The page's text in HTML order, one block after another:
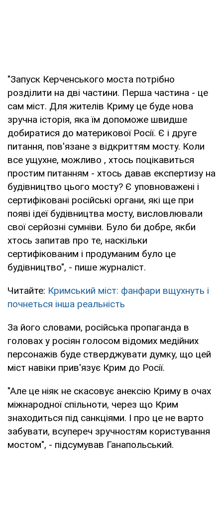
"Запуск Керченського моста потрібно
розділити на дві частини. Перша частина - це
сам міст. Для жителів Криму це буде нова
зручна історія, яка їм допоможе швидше
добиратися до материкової Росії. Є і друге
питання, пов'язане з відкриттям мосту. Коли
все ущухне, можливо , хтось поцікавиться
простим питанням - хтось давав експертизу на
будівництво цього мосту? Є уповноважені і
сертифіковані російські органи, які ще при
появі ідеї будівництва мосту, висловлювали
свої серйозні сумніви. Було би добре, якби
хтось запитав про те, наскільки
сертифікованим і продуманим було це
будівництво", - пише журналіст.
Читайте: Кримський міст: фанфари вщухнуть і
почнеться інша реальність
За його словами, російська пропаганда в
головах у росіян голосом відомих медійних
персонажів буде стверджувати думку, що цей
міст навіки прив'язує Крим до Росії.
"Але це ніяк не скасовує анексію Криму в очах
міжнародної спільноти, через що Крим
знаходиться під санкціями. І про це не варто
забувати, всупереч зручностям користування
мостом", - підсумував Ганапольський.